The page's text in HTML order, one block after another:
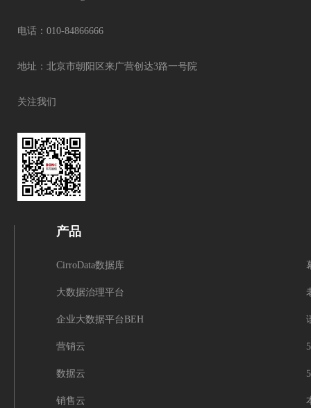
电话：010-84866666
地址：北京市朝阳区来广营创达3路一号院
关注我们
产品
CirroData数据库
大数据治理平台
企业大数据平台BEH
营销云
数据云
销售云